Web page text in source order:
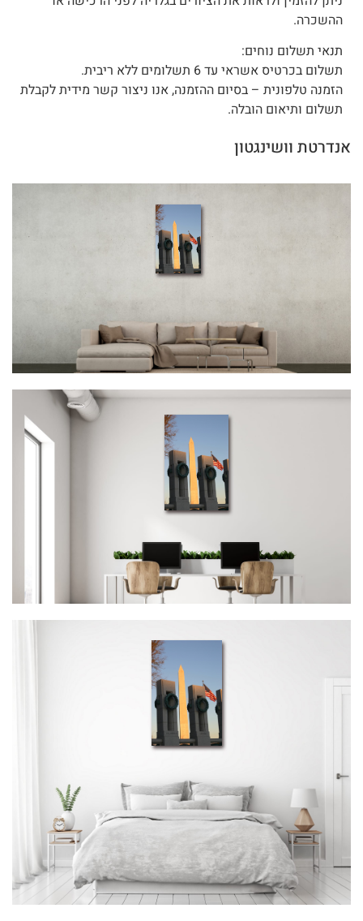
ההשכרה.
תנאי תשלום נוחים:
תשלום בכרטיס אשראי עד 6 תשלומים ללא ריבית.
הזמנה טלפונית – בסיום ההזמנה, אנו ניצור קשר מידית לקבלת
תשלום ותיאום הובלה.
אנדרטת וושינגטון